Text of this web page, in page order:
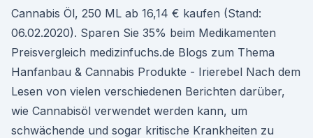
Cannabis Öl, 250 ML ab 16,14 € kaufen (Stand:
06.02.2020). Sparen Sie 35% beim Medikamenten
Preisvergleich medizinfuchs.de Blogs zum Thema
Hanfanbau & Cannabis Produkte - Irierebel Nach dem
Lesen von vielen verschiedenen Berichten darüber,
wie Cannabisöl verwendet werden kann, um
schwächende und sogar kritische Krankheiten zu